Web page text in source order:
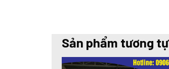
Sản phẩm tương tự